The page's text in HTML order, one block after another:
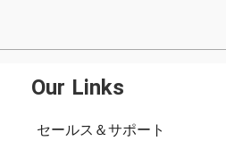
Our Links
セールス＆サポート